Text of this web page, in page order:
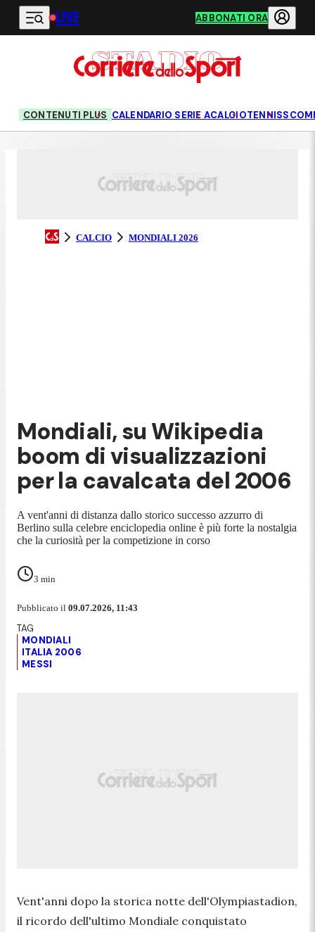
Vai al contenuto principale
LIVE ABBONATI ORA
CONTENUTI PLUS CALENDARIO SERIE ACALCIOTENNIS
CALCIO MONDIALI 2026
Mondiali, su Wikipedia
boom di visualizzazioni
per la cavalcata del 2006
A vent'anni di distanza dallo storico successo azzurro di
Berlino sulla celebre enciclopedia online è più forte la nostalgia
che la curiosità per la competizione in corso
3 min
Pubblicato il 09.07.2026, 11:43
MONDIALI
ITALIA 2006
MESSI
Vent'anni dopo la storica notte dell'Olympiastadion,
il ricordo dell'ultimo Mondiale conquistato